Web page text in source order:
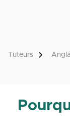
Tuteurs